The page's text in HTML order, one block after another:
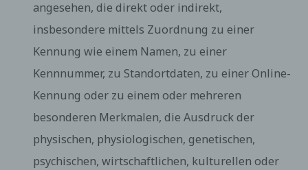
angesehen, die direkt oder indirekt,
insbesondere mittels Zuordnung zu einer
Kennung wie einem Namen, zu einer
Kennnummer, zu Standortdaten, zu einer Online-
Kennung oder zu einem oder mehreren
besonderen Merkmalen, die Ausdruck der
physischen, physiologischen, genetischen,
psychischen, wirtschaftlichen, kulturellen oder